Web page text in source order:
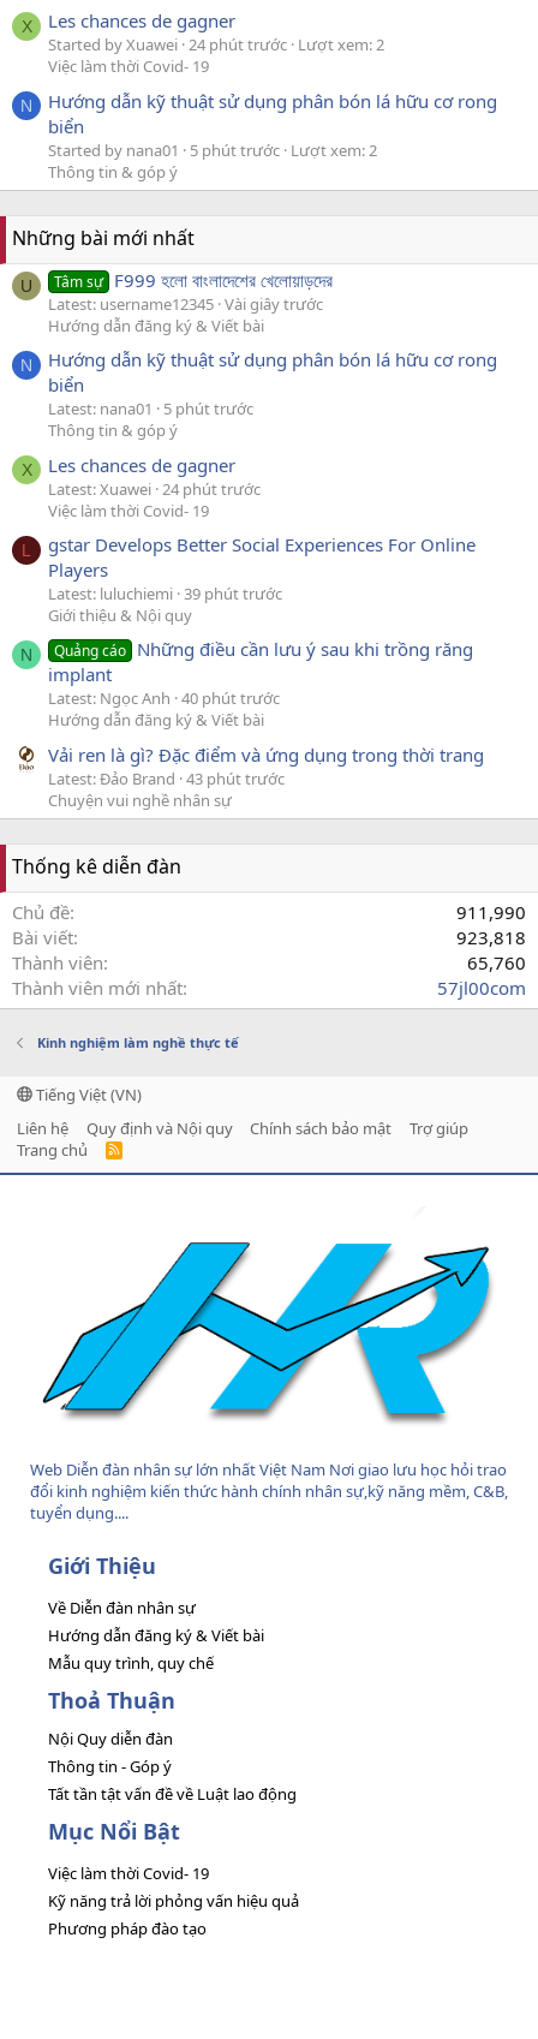
X Les chances de gagner
Started by Xuawei 24 phút trước Lượt xem: 2
Việc làm thời Covid- 19
N
Hướng dẫn kỹ thuật sử dụng phân bón lá hữu cơ rong
biển
Started by nana01 5 phút trước Lượt xem: 2
Thông tin & góp ý
Những bài mới nhất
U Tâm sự F999 হলো বাংলাদেশের খেলোয়াড়দের
Latest: username12345 Vài giây trước
Hướng dẫn đăng ký & Viết bài
N
Hướng dẫn kỹ thuật sử dụng phân bón lá hữu cơ rong
biển
Latest: nana01
5 phút trước
Thông tin & góp ý
X Les chances de gagner
Latest: Xuawei 24 phút trước
Việc làm thời Covid- 19
L
gstar Develops Better Social Experiences For Online
Players
Latest: luluchiemi 39 phút trước
Giới thiệu & Nội quy
N Quảng cáo Những điều cần lưu ý sau khi trồng răng
implant
Latest: Ngọc Anh 40 phút trước
Hướng dẫn đăng ký & Viết bài
Vải ren là gì? Đặc điểm và ứng dụng trong thời trang
Latest: Đảo Brand 43 phút trước
Chuyện vui nghề nhân sự
Thống kê diễn đàn
Chủ đề
911,990
Bài viết
923,818
Thành viên
65,760
Thành viên mới nhất
57jl00com
Kinh nghiệm làm nghề thực tế
Tiếng Việt (VN)
Liên hệ
Quy định và Nội quy Chính sách bảo mật
Trợ giúp
Trang chủ
R
S
Web Diễn đàn nhân sự lớn nhất Việt Nam Nơi giao lưu học hỏi trao
đổi kinh nghiệm kiến thức hành chính nhân sự,kỹ năng mềm, C&B,
tuyển dụng....
Giới Thiệu
Về Diễn đàn nhân sự
Hướng dẫn đăng ký & Viết bài
Mẫu quy trình, quy chế
Thoả Thuận
Nội Quy diễn đàn
Thông tin - Góp ý
Tất tần tật vấn đề về Luật lao động
Mục Nổi Bật
Việc làm thời Covid- 19
Kỹ năng trả lời phỏng vấn hiệu quả
Phương pháp đào tạo